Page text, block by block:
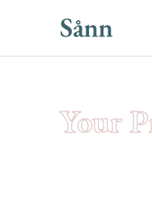
Your